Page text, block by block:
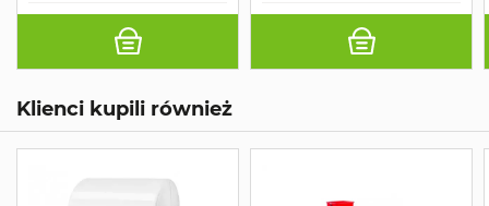
Klienci kupili również